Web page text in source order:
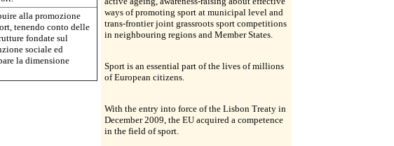
alla promozione
tenendo conto delle
fondate sul
sociale ed
la dimensione
ways of promoting sport at municipal level and
trans-frontier joint grassroots sport competitions
in neighbouring regions and Member States.
Sport is an essential part of the lives of millions
of European citizens.
With the entry into force of the Lisbon Treaty in
December 2009, the EU acquired a competence
in the field of sport.